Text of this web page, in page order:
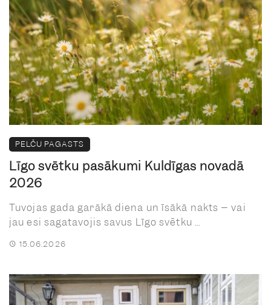
PELČU PAGASTS
Līgo svētku pasākumi Kuldīgas novadā
2026
Tuvojas gada garākā diena un īsākā nakts – vai
jau esi sagatavojis savus Līgo svētku ...
15.06.2026